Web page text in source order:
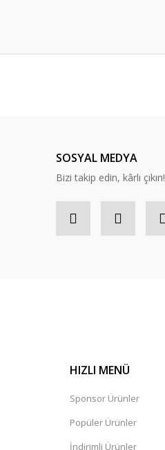
SOSYAL MEDYA
Bizi takip edin, kârlı çıkın!
HIZLI MENÜ
Sponsor Ürünler
Popüler Ürünler
İndirimli Ürünler